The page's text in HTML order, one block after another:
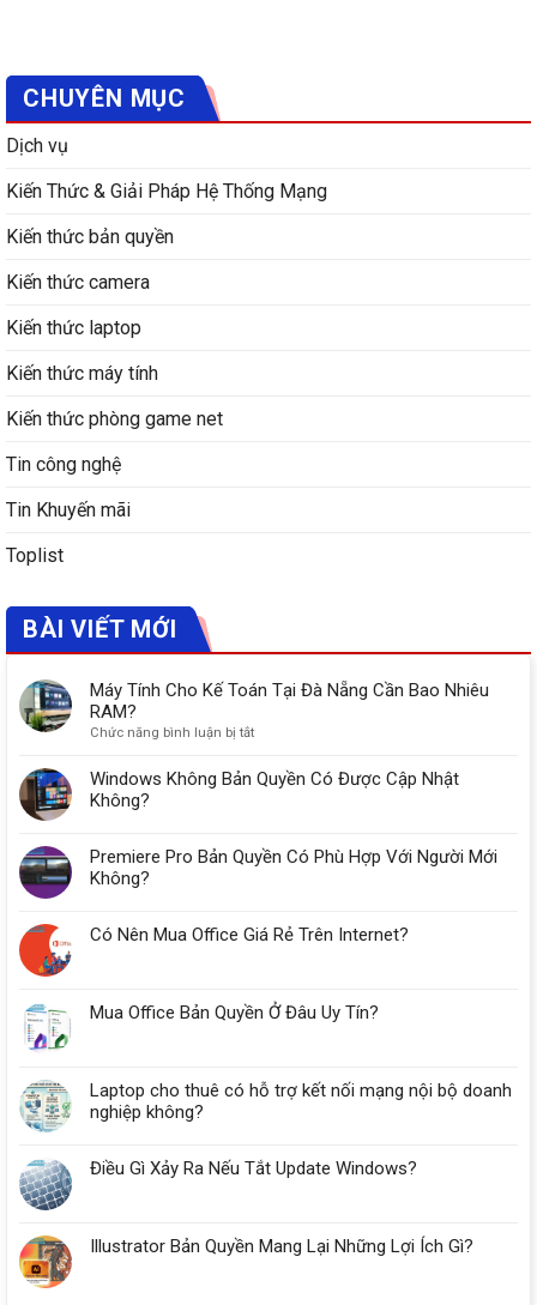
CHUYÊN MỤC
Dịch vụ
Kiến Thức & Giải Pháp Hệ Thống Mạng
Kiến thức bản quyền
Kiến thức camera
Kiến thức laptop
Kiến thức máy tính
Kiến thức phòng game net
Tin công nghệ
Tin Khuyến mãi
Toplist
BÀI VIẾT MỚI
Máy Tính Cho Kế Toán Tại Đà Nẵng Cần Bao Nhiêu
RAM?
Chức năng bình luận bị tắtở
Tính
Cho
Tại
Bao
Windows Không Bản Quyền Có Được Cập Nhật
Không?
Premiere Pro Bản Quyền Có Phù Hợp Với Người Mới
Không?
Có Nên Mua Office Giá Rẻ Trên Internet?
Mua Office Bản Quyền Ở Đâu Uy Tín?
Laptop cho thuê có hỗ trợ kết nối mạng nội bộ doanh
nghiệp không?
Điều Gì Xảy Ra Nếu Tắt Update Windows?
Illustrator Bản Quyền Mang Lại Những Lợi Ích Gì?